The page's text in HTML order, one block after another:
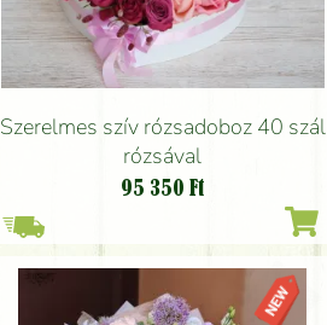
Szerelmes szív rózsadoboz 40 szál
rózsával
95 350 Ft